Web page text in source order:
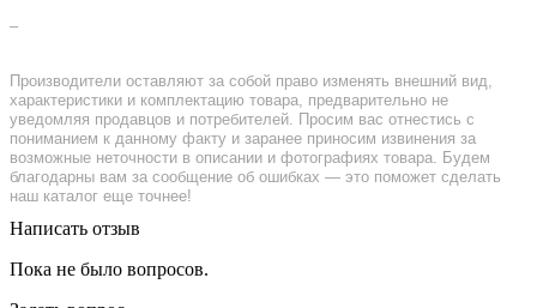
–
Производители оставляют за собой право изменять внешний вид,
характеристики и комплектацию товара, предварительно не
уведомляя продавцов и потребителей. Просим вас отнестись с
пониманием к данному факту и заранее приносим извинения за
возможные неточности в описании и фотографиях товара. Будем
благодарны вам за сообщение об ошибках — это поможет сделать
наш каталог еще точнее!
Написать отзыв
Пока не было вопросов.